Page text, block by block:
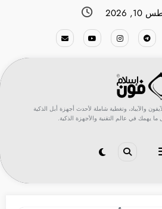
2026
والآيباد، وتغطية شاملة لأحدث أجهزة أبل الذكية
ما يهمك في عالم التقنية والأجهزة الذكية.